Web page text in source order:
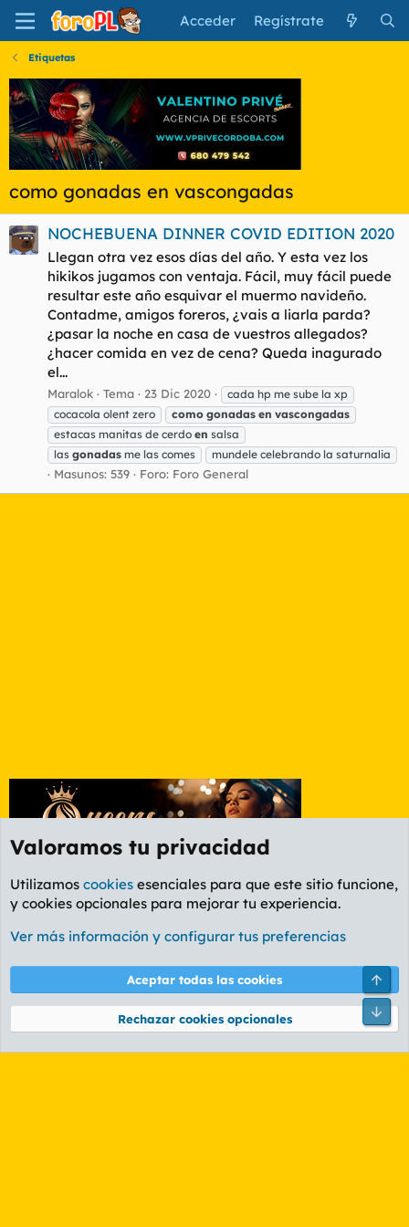
Acceder Regístrate
Etiquetas
como gonadas en vascongadas
NOCHEBUENA DINNER COVID EDITION 2020
Llegan otra vez esos días del año. Y esta vez los
hikikos jugamos con ventaja. Fácil, muy fácil puede
resultar este año esquivar el muermo navideño.
Contadme, amigos foreros, ¿vais a liarla parda?
¿pasar la noche en casa de vuestros allegados?
¿hacer comida en vez de cena? Queda inagurado
el...
Maralok Tema 23 Dic 2020
cada hp me sube la xp
cocacola olent zero
como gonadas en vascongadas
estacas manitas de cerdo en salsa
las gonadas me las comes mundele celebrando la saturnalia
Masunos: 539 Foro: Foro General
Etiquetas
Cookies
PL OLDSTYLE AMARILLO
Términos y reglas Política de privacidad Ayuda
Community platform by XenForo® © 2010-2026 XenForo Ltd.
Valoramos tu privacidad
Utilizamos cookies esenciales para que este sitio funcione,
y cookies opcionales para mejorar tu experiencia.
Ver más información y configurar tus preferencias
Aceptar todas las cookies
Rechazar cookies opcionales
Pie